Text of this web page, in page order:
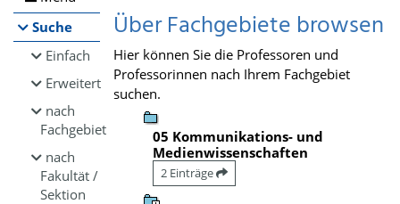
Suche
Einfach
Erweitert
nach
Fachgebiet
nach
Fakultät /
Sektion
Über Fachgebiete browsen
Hier können Sie die Professoren und
Professorinnen nach Ihrem Fachgebiet
suchen.
05 Kommunikations- und
Medienwissenschaften
2 Einträge